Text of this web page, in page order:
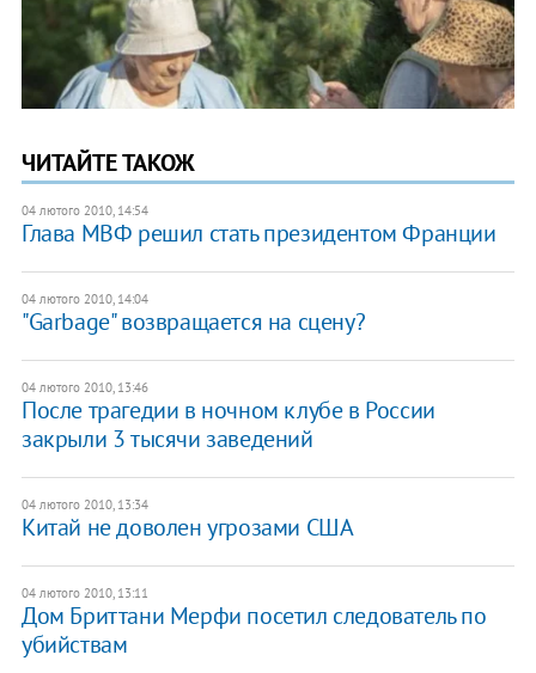
ЧИТАЙТЕ ТАКОЖ
04 лютого 2010, 14:54
Глава МВФ решил стать президентом Франции
04 лютого 2010, 14:04
"Garbage" возвращается на сцену?
04 лютого 2010, 13:46
После трагедии в ночном клубе в России
закрыли 3 тысячи заведений
04 лютого 2010, 13:34
Китай не доволен угрозами США
04 лютого 2010, 13:11
Дом Бриттани Мерфи посетил следователь по
убийствам